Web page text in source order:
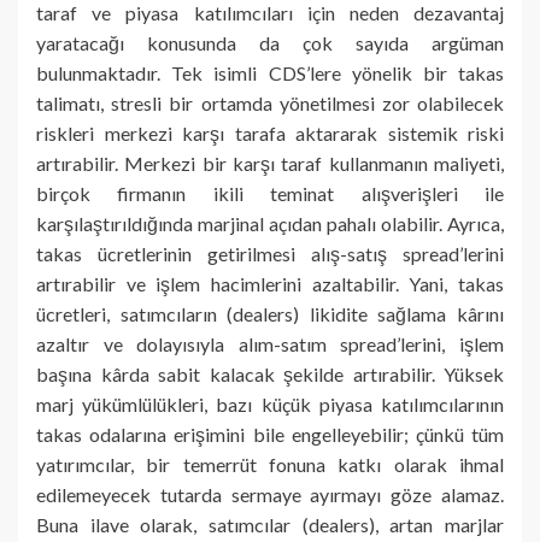
taraf ve piyasa katılımcıları için neden dezavantaj
yaratacağı konusunda da çok sayıda argüman
bulunmaktadır. Tek isimli CDS’lere yönelik bir takas
talimatı, stresli bir ortamda yönetilmesi zor olabilecek
riskleri merkezi karşı tarafa aktararak sistemik riski
artırabilir. Merkezi bir karşı taraf kullanmanın maliyeti,
birçok firmanın ikili teminat alışverişleri ile
karşılaştırıldığında marjinal açıdan pahalı olabilir. Ayrıca,
takas ücretlerinin getirilmesi alış-satış spread’lerini
artırabilir ve işlem hacimlerini azaltabilir. Yani, takas
ücretleri, satımcıların (dealers) likidite sağlama kârını
azaltır ve dolayısıyla alım-satım spread’lerini, işlem
başına kârda sabit kalacak şekilde artırabilir. Yüksek
marj yükümlülükleri, bazı küçük piyasa katılımcılarının
takas odalarına erişimini bile engelleyebilir; çünkü tüm
yatırımcılar, bir temerrüt fonuna katkı olarak ihmal
edilemeyecek tutarda sermaye ayırmayı göze alamaz.
Buna ilave olarak, satımcılar (dealers), artan marjlar